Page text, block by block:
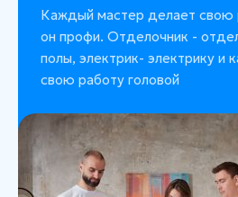
Каждый мастер делает свою
он профи. Отделочник -
полы, электрик- электрику и
свою работу головой